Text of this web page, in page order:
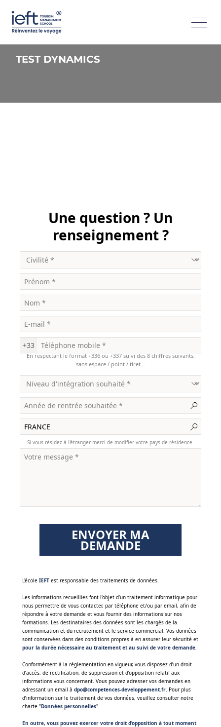
TEST DYNAMICS
Une question ? Un
renseignement ?
+33
En respectant le format +336 ou +337 suivi des 8 chiffres suivants,
sans espace / point / tiret...
Si vous résidez à l'étranger merci de modifier votre pays de résidence.
ENVOYER MA
DEMANDE
‌L'école IEFT est responsable des traitements de données.
Les informations recueillies font l’objet d’un traitement informatique pour
nous permettre de vous contacter, par téléphone et/ou par email, afin de
répondre à votre demande et vous fournir des informations sur nos
formations. Les destinataires des données sont les chargés de la
communication et du recrutement et le service commercial. Vos données
sont conservées dans des conditions propres à en assurer leur sécurité et
pour la durée nécessaire au traitement et au suivi de votre demande.
Conformément à la réglementation en vigueur, vous disposez d’un droit
d’accès, de rectification, de suppression et d’opposition relatif aux
informations vous concernant. Vous pouvez adresser vos demandes en
adressant un email à dpo@competences-developpement.fr. Pour plus
d’information sur le traitement de vos données, veuillez consulter notre
charte "Données personnelles".
En outre, vous pouvez exercer votre droit d’opposition à tout moment